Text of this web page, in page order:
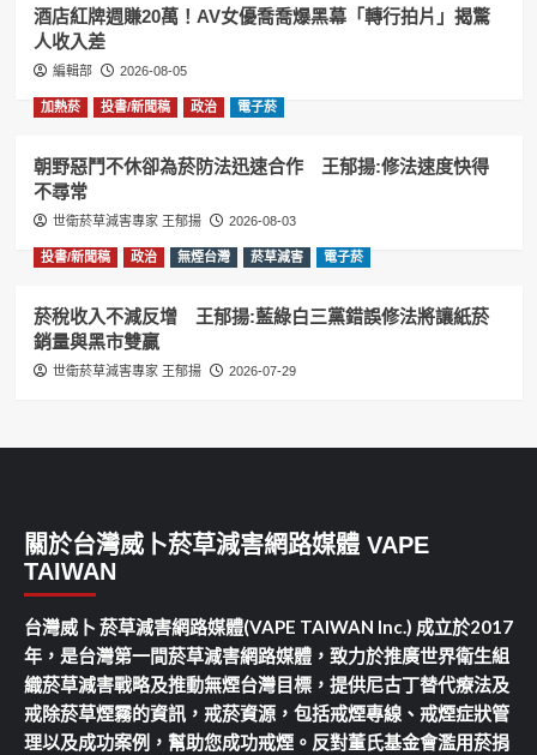
酒店紅牌週賺20萬！AV女優喬喬爆黑幕「轉行拍片」揭驚
人收入差
編輯部 2026-08-05
加熱菸 投書/新聞稿 政治 電子菸
朝野惡鬥不休卻為菸防法迅速合作 王郁揚:修法速度快得
不尋常
世衛菸草減害專家 王郁揚 2026-08-03
投書/新聞稿 政治 無煙台灣 菸草減害 電子菸
菸稅收入不減反增 王郁揚:藍綠白三黨錯誤修法將讓紙菸
銷量與黑市雙贏
世衛菸草減害專家 王郁揚 2026-07-29
關於台灣威卜菸草減害網路媒體 VAPE
TAIWAN
台灣威卜 菸草減害網路媒體(VAPE TAIWAN Inc.) 成立於2017
年，是台灣第一間菸草減害網路媒體，致力於推廣世界衛生組
織菸草減害戰略及推動無煙台灣目標，提供尼古丁替代療法及
戒除菸草煙霧的資訊，戒菸資源，包括戒煙專線、戒煙症狀管
理以及成功案例，幫助您成功戒煙。反對董氏基金會濫用菸捐